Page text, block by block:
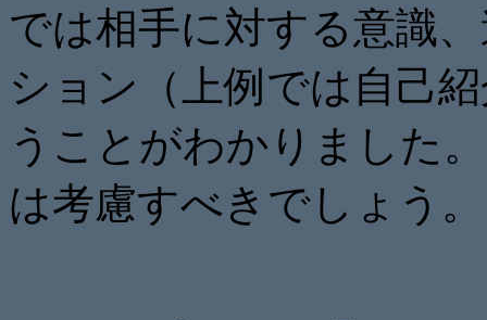
では相手に対する意識
ション（上例では自己
うことがわかりました
は考慮すべきでしょう。